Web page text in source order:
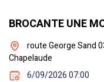
BROCANTE UNE
route George Sand
Chapelaude
6/09/2026 07:00